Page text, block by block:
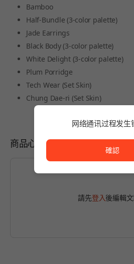
Bamboo
Half-Bundle (3-color palette)
Jade Earrings
Black Body (3-color palette)
White Delight (3-color palette)
Plum Porridge
Tech Wear (Set Skin)
Chung Dae-ri (Set Skin)
商品心得
請先登入後編輯文
网络通讯过程发生
確認